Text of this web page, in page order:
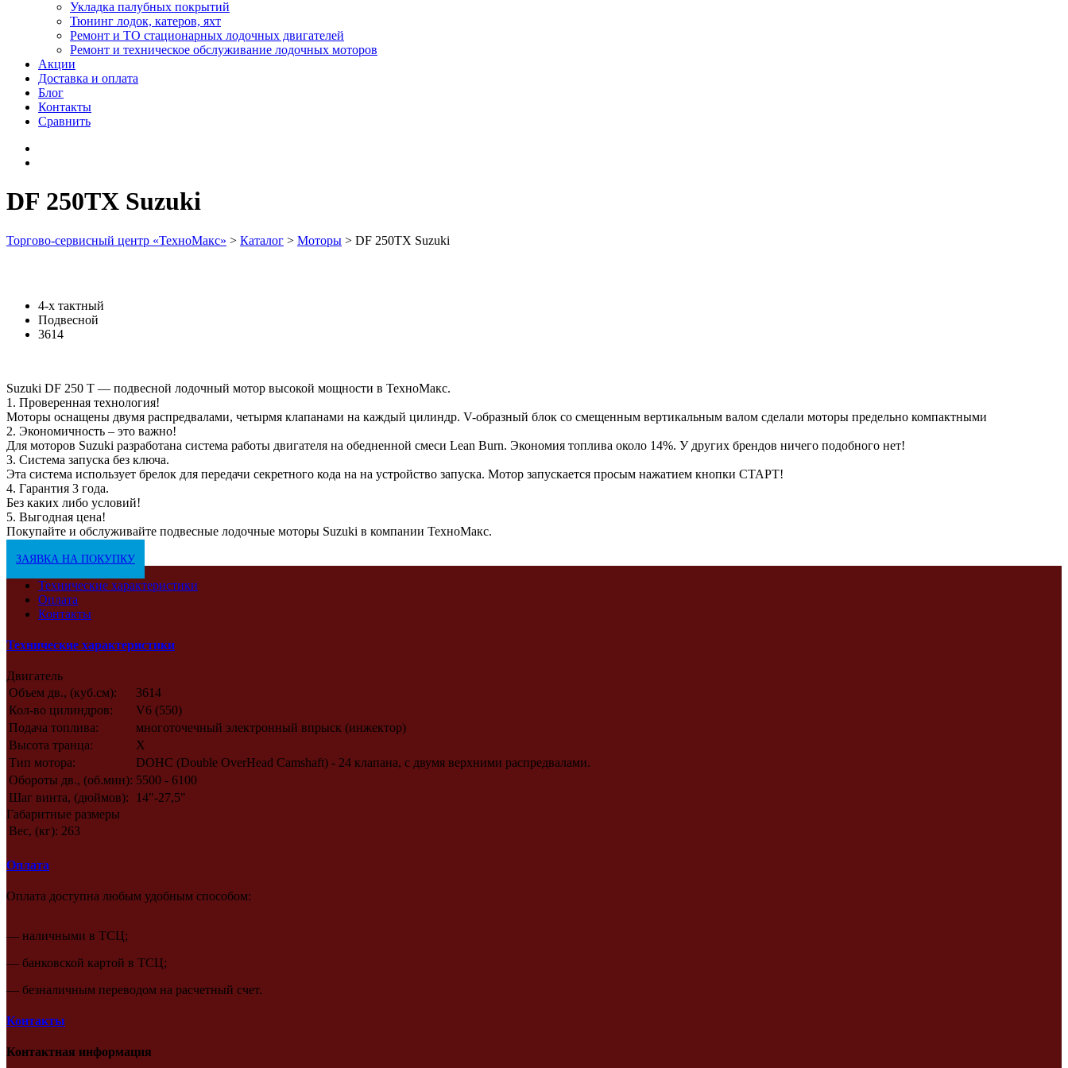
Укладка палубных покрытий
Тюнинг лодок, катеров, яхт
Ремонт и ТО стационарных лодочных двигателей
Ремонт и техническое обслуживание лодочных моторов
Акции
Доставка и оплата
Блог
Контакты
Сравнить
DF 250TX Suzuki
Торгово-сервисный центр «ТехноМакс» > Каталог > Моторы > DF 250TX Suzuki
4-х тактный
Подвесной
3614
Suzuki DF 250 T — подвесной лодочный мотор высокой мощности в ТехноМакс.
1. Проверенная технология!
Моторы оснащены двумя распредвалами, четырмя клапанами на каждый цилиндр. V-образный блок со смещенным вертикальным валом сделали моторы предельно компактными
2. Экономичность – это важно!
Для моторов Suzuki разработана система работы двигателя на обедненной смеси Lean Burn. Экономия топлива около 14%. У других брендов ничего подобного нет!
3. Система запуска без ключа.
Эта система использует брелок для передачи секретного кода на на устройство запуска. Мотор запускается просым нажатием кнопки СТАРТ!
4. Гарантия 3 года.
Без каких либо условий!
5. Выгодная цена!
Покупайте и обслуживайте подвесные лодочные моторы Suzuki в компании ТехноМакс.
ЗАЯВКА НА ПОКУПКУ
Технические характеристики
Оплата
Контакты
Технические характеристики
Двигатель
Объем дв., (куб.см):
3614
Кол-во цилиндров:
V6 (550)
Подача топлива:
многоточечный электронный впрыск (инжектор)
Высота транца:
X
Тип мотора:
DOHC (Double OverHead Camshaft) - 24 клапана, с двумя верхними распредвалами.
Обороты дв., (об.мин): 5500 - 6100
Шаг винта, (дюймов):
14"-27,5"
Габаритные размеры
Вес, (кг): 263
Оплата
Оплата доступна любым удобным способом:
— наличными в ТСЦ;
— банковской картой в ТСЦ;
— безналичным переводом на расчетный счет.
Контакты
Контактная информация